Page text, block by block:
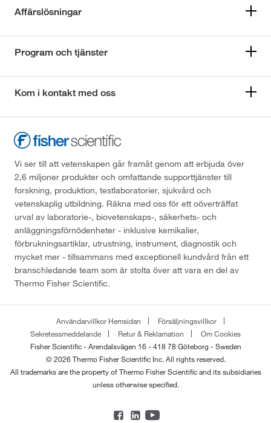
Affärslösningar
Program och tjänster
Kom i kontakt med oss
Vi ser till att vetenskapen går framåt genom att erbjuda över
2,6 miljoner produkter och omfattande supporttjänster till
forskning, produktion, testlaboratorier, sjukvård och
vetenskaplig utbildning. Räkna med oss för ett oöverträffat
urval av laboratorie-, biovetenskaps-, säkerhets- och
anläggningsförnödenheter - inklusive kemikalier,
förbrukningsartiklar, utrustning, instrument, diagnostik och
mycket mer - tillsammans med exceptionell kundvård från ett
branschledande team som är stolta över att vara en del av
Thermo Fisher Scientific.
Användarvillkor Hemsidan
Försäljningsvillkor
Sekretessmeddelande
Retur & Reklamation
Om Cookies
Fisher Scientific - Arendalsvägen 16 - 418 78 Göteborg - Sweden
© 2026 Thermo Fisher Scientific Inc. All rights reserved.
All trademarks are the property of Thermo Fisher Scientific and its subsidiaries
unless otherwise specified.